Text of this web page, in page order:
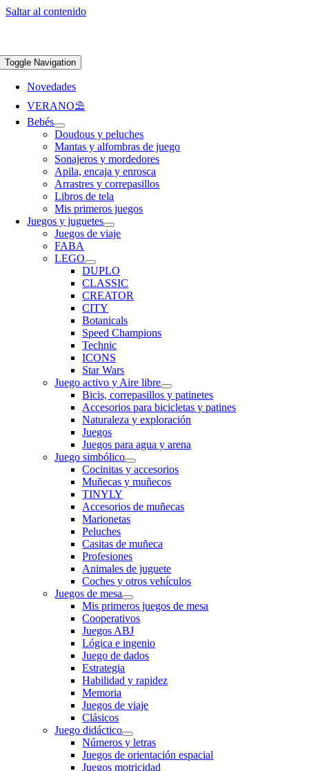
Saltar al contenido
Toggle Navigation
Novedades
VERANO⛱️​
Bebés
Doudous y peluches
Mantas y alfombras de juego
Sonajeros y mordedores
Apila, encaja y enrosca
Arrastres y correpasillos
Libros de tela
Mis primeros juegos
Juegos y juguetes
Juegos de viaje
FABA
LEGO
DUPLO
CLASSIC
CREATOR
CITY
Botanicals
Speed Champions
Technic
ICONS
Star Wars
Juego activo y Aire libre
Bicis, correpasillos y patinetes
Accesorios para bicicletas y patines
Naturaleza y exploración
Juegos
Juegos para agua y arena
Juego simbólico
Cocinitas y accesorios
Muñecas y muñecos
TINYLY
Accesorios de muñecas
Marionetas
Peluches
Casitas de muñeca
Profesiones
Animales de juguete
Coches y otros vehículos
Juegos de mesa
Mis primeros juegos de mesa
Cooperativos
Juegos ABJ
Lógica e ingenio
Juego de dados
Estrategia
Habilidad y rapidez
Memoria
Juegos de viaje
Clásicos
Juego didáctico
Números y letras
Juegos de orientación espacial
Juegos motricidad